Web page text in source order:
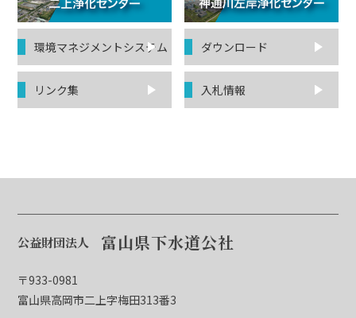
環境マネジ メントシステム ダウンロード
リンク集 入札情報
公益財団法人 富山県下水道公社
〒933-0981
富山県高岡市二上字梅田313番3